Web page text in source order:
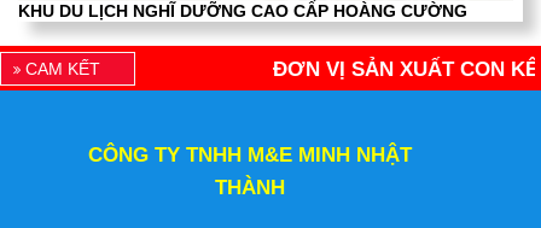
KHU DU LỊCH NGHĨ DƯỠNG CAO CẤP HOÀNG CƯỜNG
CAM KẾT ĐƠN VỊ SẢN XUẤT CON KÊ
CÔNG TY TNHH M&E MINH NHẬT
THÀNH